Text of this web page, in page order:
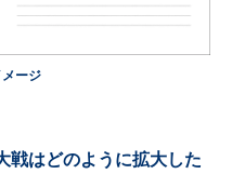
ージ
戦はどのように拡大した